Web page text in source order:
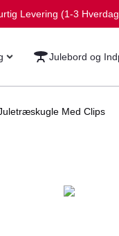
Levering (1-3
Julebord og
Med Clips